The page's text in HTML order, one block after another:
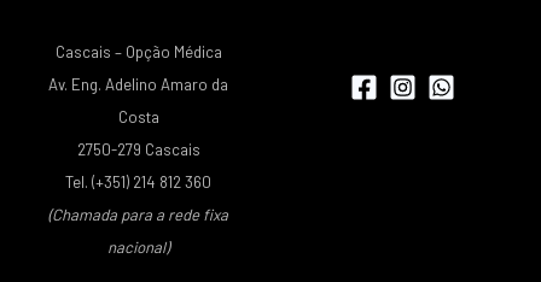
Cascais – Opção Médica
Av. Eng. Adelino Amaro da
Costa
2750-279 Cascais
Tel. (+351) 214 812 360
(Chamada para a rede fixa
nacional)